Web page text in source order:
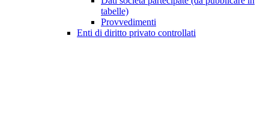
tabelle)
Provvedimenti
Enti di diritto privato controllati